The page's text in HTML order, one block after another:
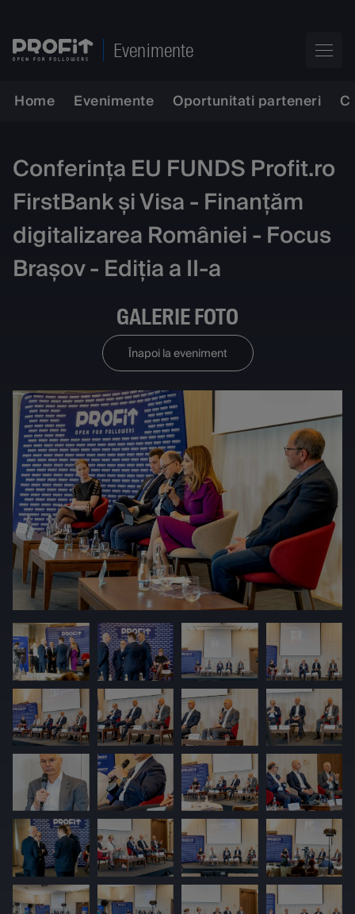
Evenimente
Home Evenimente Oportunitati parteneri
Conferința EU FUNDS Profit.ro
FirstBank și Visa - Finanțăm
digitalizarea României - Focus
Brașov - Ediția a II-a
GALERIE FOTO
Înapoi la eveniment